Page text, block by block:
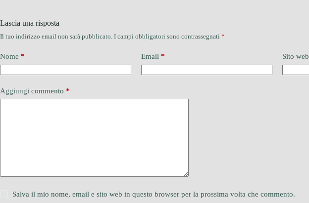
Lascia una risposta
Il tuo indirizzo email non sarà pubblicato. I campi obbligatori sono contrassegnati *
Nome * Email * Sito web
Aggiungi commento *
Salva il mio nome, email e sito web in questo browser per la prossima volta che commento.